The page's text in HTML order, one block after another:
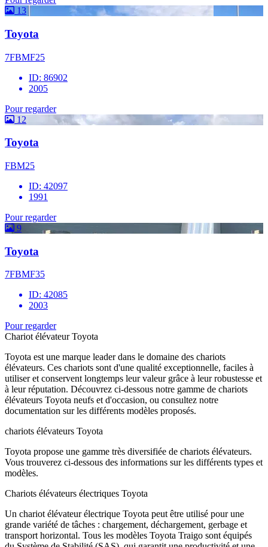
13
Toyota
7FBMF25
ID: 86902
2005
Pour regarder
12
Toyota
FBM25
ID: 42097
1991
Pour regarder
9
Toyota
7FBMF35
ID: 42085
2003
Pour regarder
Chariot élévateur Toyota
Toyota est une marque leader dans le domaine des chariots
élévateurs. Ces chariots sont d'une qualité exceptionnelle, faciles à
utiliser et conservent longtemps leur valeur grâce à leur robustesse et
à leur réputation. Découvrez ci-dessous notre gamme de chariots
élévateurs Toyota neufs et d'occasion, ou consultez notre
documentation sur les différents modèles proposés.
chariots élévateurs Toyota
Toyota propose une gamme très diversifiée de chariots élévateurs.
Vous trouverez ci-dessous des informations sur les différents types et
modèles.
Chariots élévateurs électriques Toyota
Un chariot élévateur électrique Toyota peut être utilisé pour une
grande variété de tâches : chargement, déchargement, gerbage et
transport horizontal. Tous les modèles Toyota Traigo sont équipés